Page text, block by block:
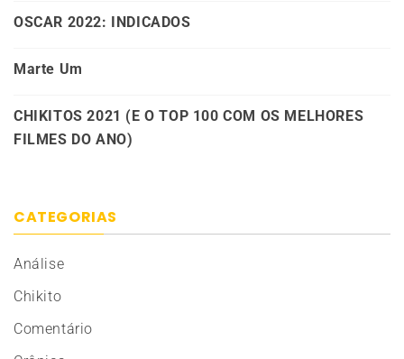
OSCAR 2022: INDICADOS
Marte Um
CHIKITOS 2021 (E O TOP 100 COM OS MELHORES
FILMES DO ANO)
CATEGORIAS
Análise
Chikito
Comentário